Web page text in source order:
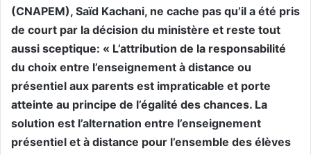
(CNAPEM), Saïd Kachani, ne cache pas qu’il a été pris
de court par la décision du ministère et reste tout
aussi sceptique: « L’attribution de la responsabilité
du choix entre l’enseignement à distance ou
présentiel aux parents est impraticable et porte
atteinte au principe de l’égalité des chances. La
solution est l’alternation entre l’enseignement
présentiel et à distance pour l’ensemble des élèves